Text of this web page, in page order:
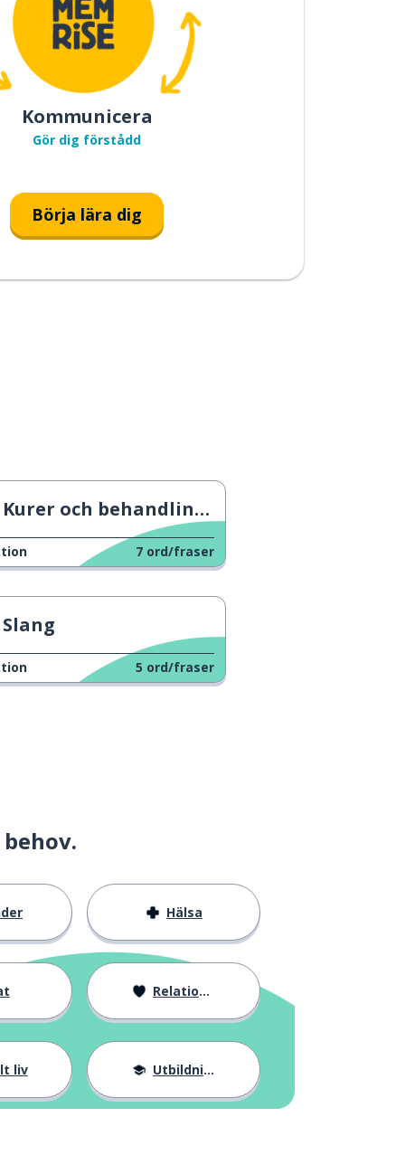
Kommunicera
Gör dig förstådd
Börja lära dig
Kurer och behandlingar
7 ord/fraser
Slang
5 ord/fraser
Hälsa
Relationer
liv Utbildning